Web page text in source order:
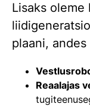
Lisaks oleme
plaani,
Reaalajas